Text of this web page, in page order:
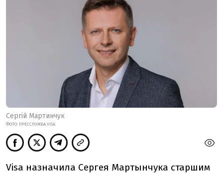
Сергій Мартинчук
ФОТО: ПРЕССЛУЖБА VISA
Visa назначила Сергея Мартынчука старшим